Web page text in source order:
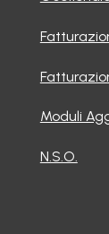
Moduli
N.S.O.